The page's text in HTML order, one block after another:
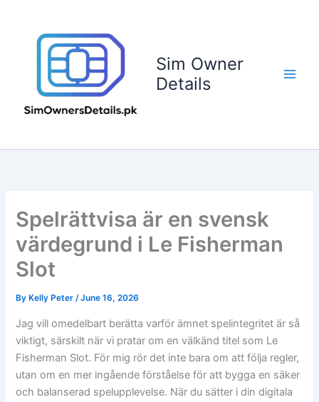
content
Sim Owner
Details
Spelrättvisa är en svensk
värdegrund i Le Fisherman
Slot
By Kelly Peter/June 16, 2026
Jag vill omedelbart berätta varför ämnet spelintegritet är så
viktigt, särskilt när vi pratar om en välkänd titel som Le
Fisherman Slot. För mig rör det inte bara om att följa regler,
utan om en mer ingående förståelse för att bygga en säker
och balanserad spelupplevelse. När du sätter i din digitala